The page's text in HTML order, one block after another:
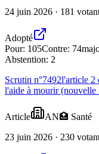
24 juin 2026 · 181
Adopté
Pour: 105Contre: 74
Abstention: 2
Scrutin n°7492l'article 2
l'aide à mourir (nouvelle
Article AN🏥 Santé
23 juin 2026 · 230